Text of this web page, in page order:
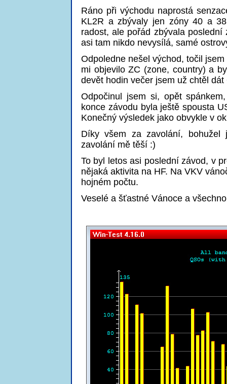
Ráno při východu naprostá
KL2R a zbývaly jen zóny 40 a
radost, ale pořád zbývala
asi tam nikdo nevysílá, samé
Odpoledne nešel východ, točil
mi objevilo ZC (zone, country) a
devět hodin večer jsem už chtěl
Odpočinul jsem si, opět
konce závodu byla ještě spousta
Konečný výsledek jako obvykle v
Díky všem za zavolání,
zavolání mě těší :)
To byl letos asi poslední závod, v
nějaká aktivita na HF. Na VKV
hojném počtu.
Veselé a šťastné Vánoce a